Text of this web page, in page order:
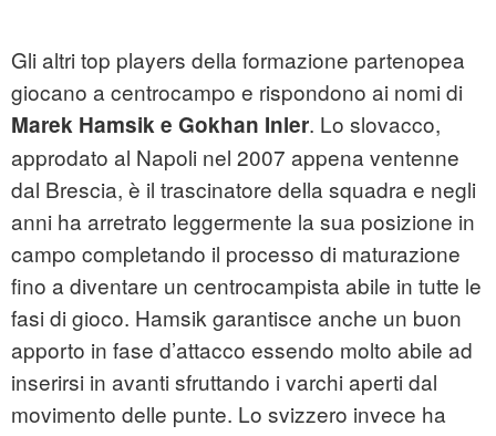
Gli altri top players della formazione partenopea
giocano a centrocampo e rispondono ai nomi di
Marek Hamsik e Gokhan Inler. Lo slovacco,
approdato al Napoli nel 2007 appena ventenne
dal Brescia, è il trascinatore della squadra e negli
anni ha arretrato leggermente la sua posizione in
campo completando il processo di maturazione
fino a diventare un centrocampista abile in tutte le
fasi di gioco. Hamsik garantisce anche un buon
apporto in fase d’attacco essendo molto abile ad
inserirsi in avanti sfruttando i varchi aperti dal
movimento delle punte. Lo svizzero invece ha